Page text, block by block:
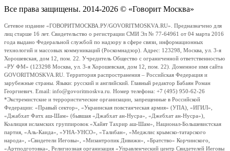
Все права защищены. 2014-2026 © «Говорит Москва»
Сетевое издание «ГОВОРИТМОСКВА.РУ/GOVORITMOSKVA.RU». Предназначено для
лиц старше 16 лет. Свидетельство о регистрации СМИ Эл № 77-64961 от 04 марта 2016
года выдано Федеральной службой по надзору в сфере связи, информационных
технологий и массовых коммуникаций (Роскомнадзор). Адрес: 123298, Москва, ул. 3-я
Хорошевская, дом 12, пом. 22. Учредитель Общество с ограниченной ответственностью
«РУ ФМ» (123298 Москва, ул. 3-я Хорошевская, дом 12, пом. 22). Доменное имя сайта
GOVORITMOSKVA.RU. Территория распространения – Российская Федерация и
зарубежные страны. Языки: русский и английский. Главный редактор Бабаян Роман
Георгиевич. Email: info@govoritmoskva.ru. Номер телефона: +7 (495) 950-62-26
*Экстремистские и террористические организации, запрещенные в Российской
Федерации: «Правый сектор», «Украинская повстанческая армия» (УПА), «ИГИЛ»,
«Джабхат Фатх аш-Шам» (бывшая «Джабхат ан-Нусра», «Джебхат ан-Нусра»),
Коалиция исламских группировок «Хайят Тахрир аш-Шам», Национал-Большевистская
партия, «Аль-Каида», «УНА-УНСО», «Талибан», «Меджлис крымско-татарского
народа», «Свидетели Иеговы», «Мизантропик Дивижн», «Братство» Корчинского,
«Артподготовка», Религиозная организация «Управленческий центр Свидетелей Иеговы